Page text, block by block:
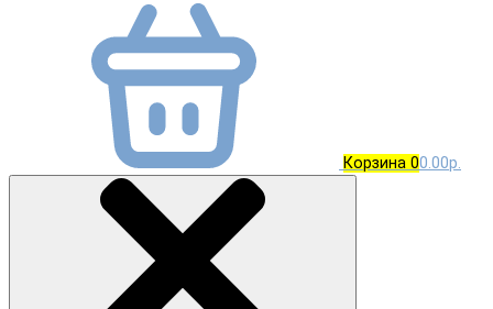
Корзина 00.00р.